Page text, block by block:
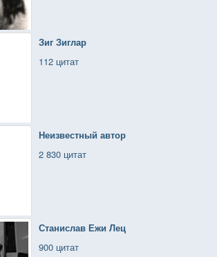
Зиг Зиглар
112 цитат
Неизвестный автор
2 830 цитат
Станислав Ежи Лец
900 цитат